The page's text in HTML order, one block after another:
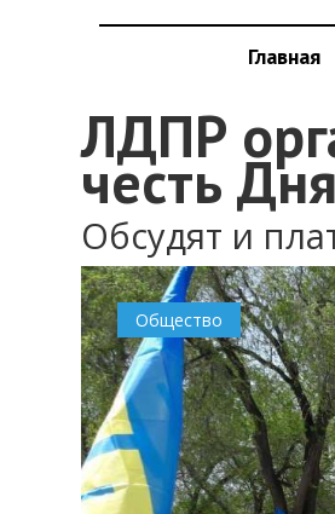
Главная
ЛДПР
честь
Обсудят и
Общество